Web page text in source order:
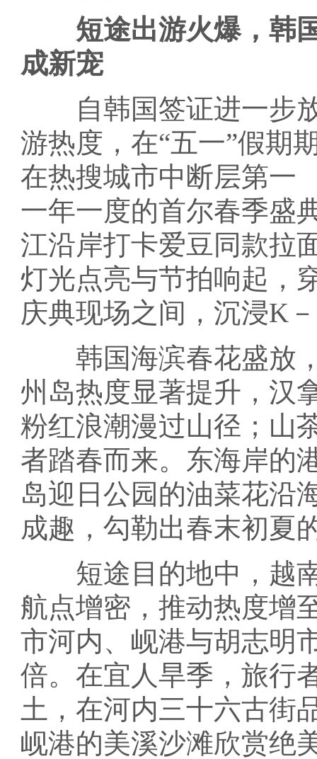
短途出游火爆，韩
成新宠
自韩国签证进一步放
游热度，在“五一”假期
在热搜城市中断层第
一年一度的首尔春季盛
江沿岸打卡爱豆同款拉
灯光点亮与节拍响起，
庆典现场之间，沉浸K
韩国海滨春花盛放，
州岛热度显著提升，汉
粉红浪潮漫过山径；山
者踏春而来。东海岸的
岛迎日公园的油菜花沿
成趣，勾勒出春末初夏
短途目的地中，越南
航点增密，推动热度增
市河内、岘港与胡志明
倍。在宜人旱季，旅行
土，在河内三十六古街
岘港的美溪沙滩欣赏绝